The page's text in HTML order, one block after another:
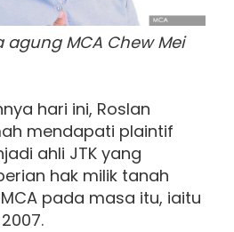
agung MCA Chew Mei
hari ini, Roslan
mendapati plaintif
ahli JTK yang
hak milik tanah
pada masa itu, iaitu